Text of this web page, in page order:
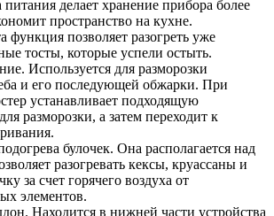
делает хранение прибора более
пространство на кухне.
функция позволяет разогреть уже
тосты, которые успели остыть.
Используется для разморозки
и его последующей обжарки. При
устанавливает подходящую
разморозки, а затем переходит к
булочек. Она располагается над
разогревать кексы, круассаны и
за счет горячего воздуха от
элементов.
Находится в нижней части устройства